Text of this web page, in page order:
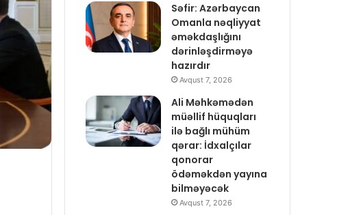
Səfir: Azərbaycan
Omanla nəqliyyat
əməkdaşlığını
dərinləşdirməyə
hazırdır
Avqust 7, 2026
Ali Məhkəmədən
müəllif hüquqları
ilə bağlı mühüm
qərar: İdxalçılar
qonorar
ödəməkdən yayına
bilməyəcək
Avqust 7, 2026